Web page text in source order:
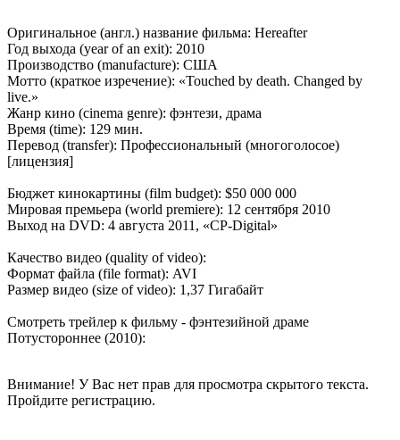
Оригинальное (англ.) название фильма: Hereafter
Год выхода (year of an exit): 2010
Производство (manufacture): США
Мотто (краткое изречение): «Touched by death. Changed by
live.»
Жанр кино (cinema genre): фэнтези, драма
Время (time): 129 мин.
Перевод (transfer): Профессиональный (многоголосое)
[лицензия]
Бюджет кинокартины (film budget): $50 000 000
Мировая премьера (world premiere): 12 сентября 2010
Выход на DVD: 4 августа 2011, «CP-Digital»
Качество видео (quality of video):
Формат файла (file format): AVI
Размер видео (size of video): 1,37 Гигабайт
Смотреть трейлер к фильму - фэнтезийной драме
Потустороннее (2010):
Внимание! У Вас нет прав для просмотра скрытого текста.
Пройдите регистрацию.